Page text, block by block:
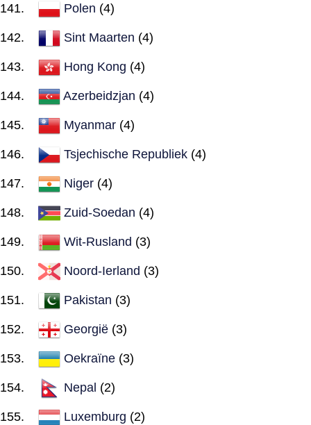
Polen (4)
Sint Maarten (4)
Hong Kong (4)
Azerbeidzjan (4)
Myanmar (4)
Tsjechische Republiek (4)
Niger (4)
Zuid-Soedan (4)
Wit-Rusland (3)
Noord-Ierland (3)
Pakistan (3)
Georgië (3)
Oekraïne (3)
Nepal (2)
Luxemburg (2)